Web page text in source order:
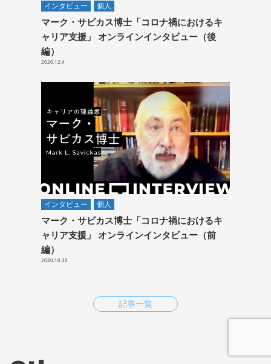
インタビュー 個人
マーク・サビカス博士「コロナ禍におけるキ
ャリア支援」 オンラインインタビュー（後
編）
2020.12.4
インタビュー 個人
マーク・サビカス博士「コロナ禍におけるキ
ャリア支援」 オンラインインタビュー（前
編）
2020.10.30
記事一覧